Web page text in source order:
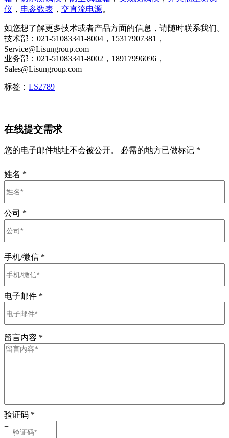
仪 ， 电参数表 ， 交直流电源。
如您想了解更多技术或者产品方面的信息，请随时联系我们。
技术部：021-51083341-8004，15317907381，
Service@Lisungroup.com
业务部：021-51083341-8002，18917996096，
Sales@Lisungroup.com
标签： LS2789
在线提交需求
您的电子邮件地址不会被公开。 必需的地方已做标记 *
姓名 *
公司 *
手机/微信 *
电子邮件 *
留言内容 *
验证码 *
=